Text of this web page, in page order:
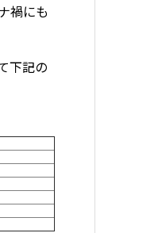
禍にも
下記の